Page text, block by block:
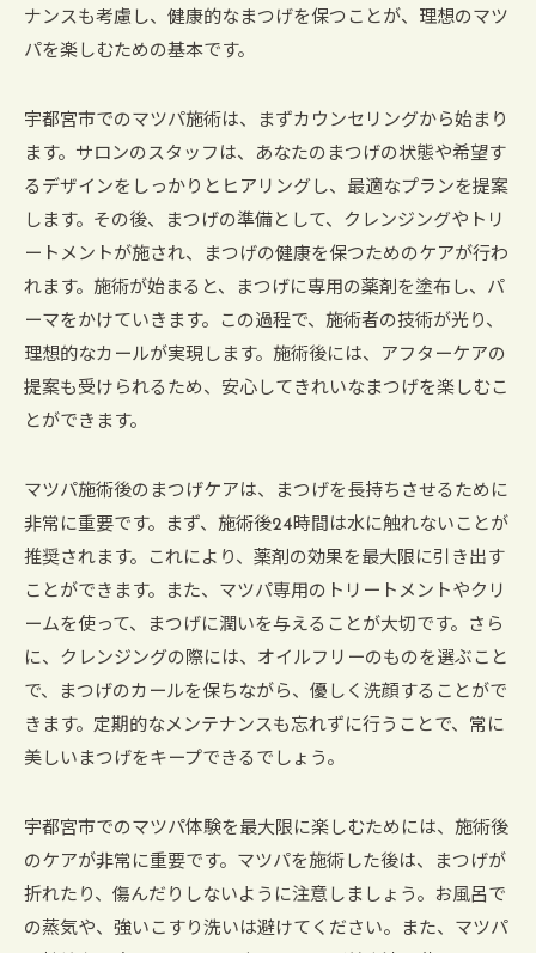
ナンスも考慮し、健康的なまつげを保つことが、理想のマツ
パを楽しむための基本です。
宇都宮市でのマツパ施術は、まずカウンセリングから始まり
ます。サロンのスタッフは、あなたのまつげの状態や希望す
るデザインをしっかりとヒアリングし、最適なプランを提案
します。その後、まつげの準備として、クレンジングやトリ
ートメントが施され、まつげの健康を保つためのケアが行わ
れます。施術が始まると、まつげに専用の薬剤を塗布し、パ
ーマをかけていきます。この過程で、施術者の技術が光り、
理想的なカールが実現します。施術後には、アフターケアの
提案も受けられるため、安心してきれいなまつげを楽しむこ
とができます。
マツパ施術後のまつげケアは、まつげを長持ちさせるために
非常に重要です。まず、施術後24時間は水に触れないことが
推奨されます。これにより、薬剤の効果を最大限に引き出す
ことができます。また、マツパ専用のトリートメントやクリ
ームを使って、まつげに潤いを与えることが大切です。さら
に、クレンジングの際には、オイルフリーのものを選ぶこと
で、まつげのカールを保ちながら、優しく洗顔することがで
きます。定期的なメンテナンスも忘れずに行うことで、常に
美しいまつげをキープできるでしょう。
宇都宮市でのマツパ体験を最大限に楽しむためには、施術後
のケアが非常に重要です。マツパを施術した後は、まつげが
折れたり、傷んだりしないように注意しましょう。お風呂で
の蒸気や、強いこすり洗いは避けてください。また、マツパ